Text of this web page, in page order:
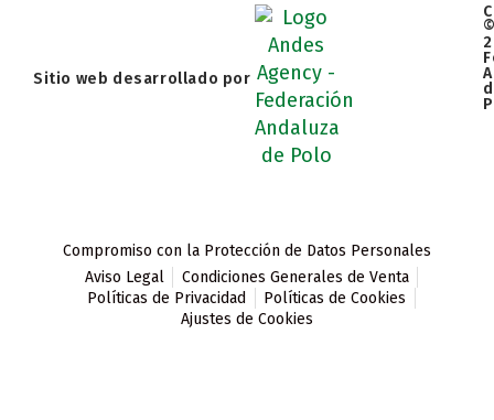
Sitio web desarrollado por
Compromiso con la Protección de Datos Personales
Aviso Legal
Condiciones Generales de Venta
Políticas de Privacidad
Políticas de Cookies
Ajustes de Cookies